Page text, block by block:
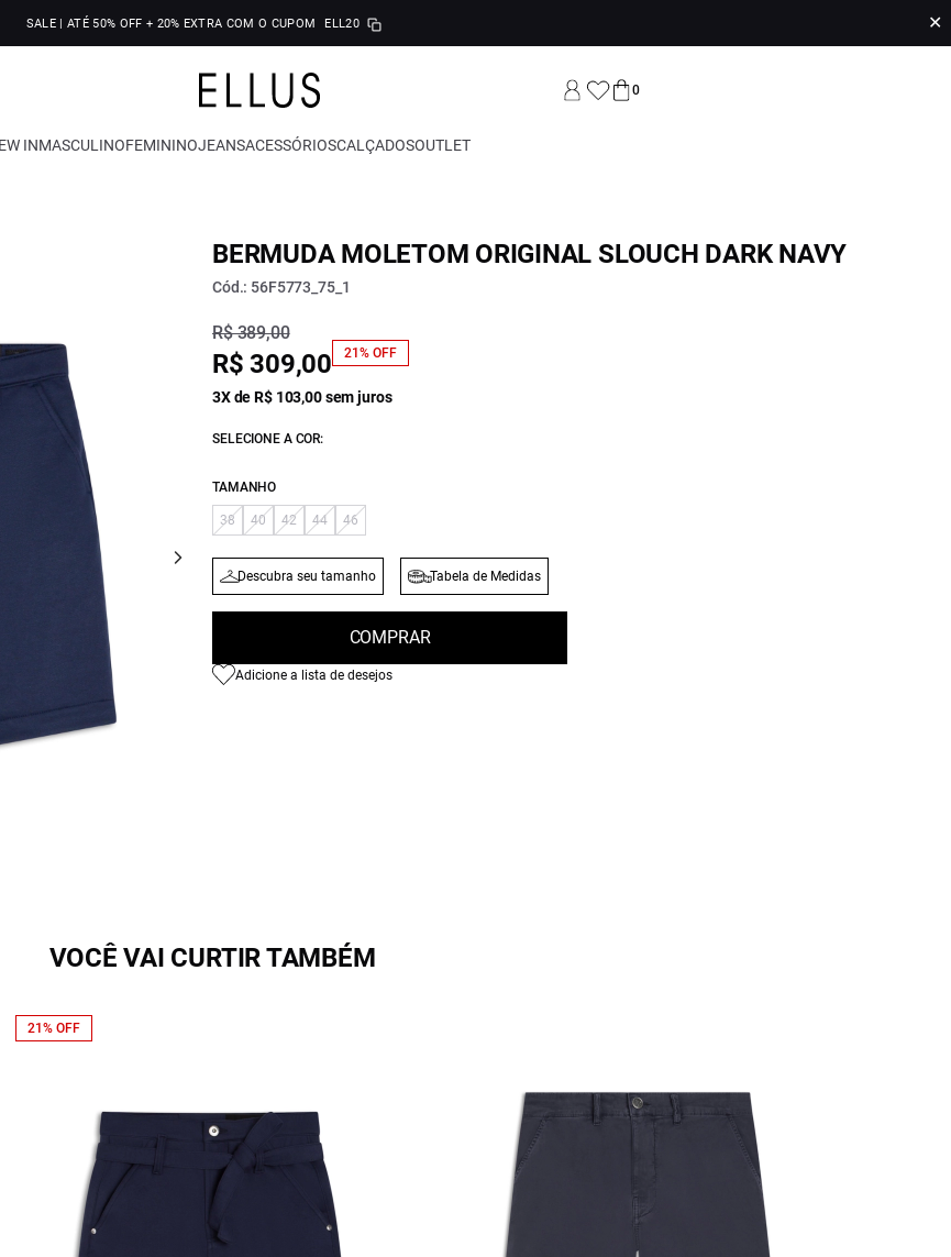
SALE | ATÉ 50% OFF + 20% EXTRA COM O CUPOM ELL20 ✕
0
INMASCULINOFEMININOJEANSACESSÓRIOSCALÇADOSOUTLET
BERMUDA MOLETOM ORIGINAL SLOUCH DARK NAVY
Cód.: 56F5773_75_1
R$ 389,00
R$ 309,00 21% OFF
3X de R$ 103,00 sem juros
SELECIONE A COR:
TAMANHO
38 40 42 44 46
Descubra seu tamanho Tabela de Medidas
COMPRAR
Adicione a lista de desejos
VOCÊ VAI CURTIR TAMBÉM
21% OFF